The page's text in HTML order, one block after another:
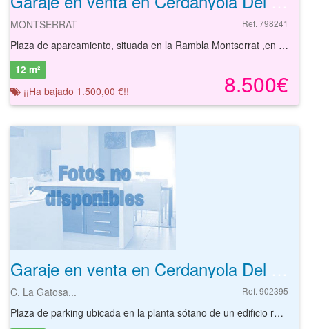
MONTSERRAT Ref. 798241
Plaza de aparcamiento, situada en la Rambla Montserrat ,en el municipio de Cerdanyola del Valles, a 14 kms de Barcelona. Posee acceso directo a la Finca en las que est? ubicada mediante acceso escalera y rampa.Las viviendas del entorno corresponden a edificios plurifamiliares, teniendo el barrio car?cter urbano consolidado. Entorno con equipamientos completos, est? situado en zona con f?cil acceso desde cualquier lugar: Dispone de cuatro estaciones de tren, dos de Ferrocarriles Catalanes y dos de Renfe. Por su territorio pasan 12 l?neas de autob?s interurbano. En coche se llega desde la autopista europea AP-7, C-58 y las carreteras N-150, de Barcelona a Terrassa, y BV-1415, de Barcelona a Cerdanyola por Horta. Tambi?n pasa la B-30, v?a transversal y de circunvalaci?n de Barcelona, alrededor de la cual se configura el eje econ?mico de la B- 30.
8.500€
12 m²
¡¡Ha bajado 1.500,00 €!!
C. La Gatosa... Ref. 902395
Plaza de parking ubicada en la planta sótano de un edificio residencial. Dispone de buen acceso mediante rampa, acceso peatonal mediante escaleras y ascensor y espacio para la realización de maniobrasUbicada en la zona de Canaletes al sur del centro urbano de Cerdanyola del Valles, muy cerca del Juzgado de Primera Instància i Instrucció Nº 6 y del centro de Salud. Cuenta con fácil acceso a la N-150 y C-58.Solicite más información sin ningún tipo de compromiso.